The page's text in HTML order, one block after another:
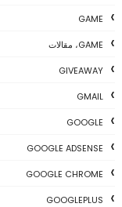
GAME
GAME، مقالات
GIVEAWAY
GMAIL
GOOGLE
GOOGLE ADSENSE
GOOGLE CHROME
GOOGLEPLUS